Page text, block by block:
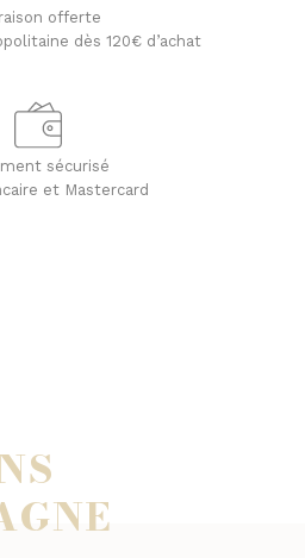
offerte
dès 120€ d’achat
sécurisé
et Mastercard